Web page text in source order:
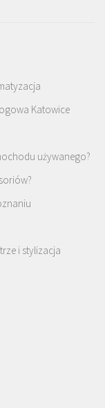
Katowice
używanego?
i stylizacja